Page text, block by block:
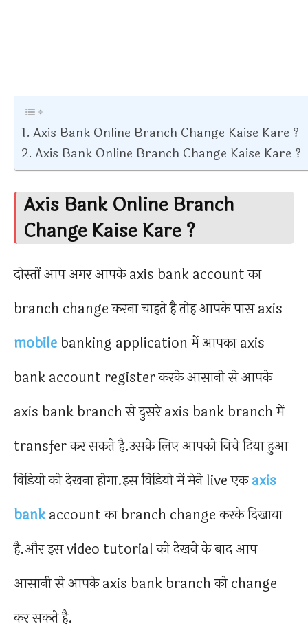
Axis Bank Online Branch Change Kaise Kare ?
Axis Bank Online Branch Change Kaise Kare ?
Axis Bank Online Branch
Change Kaise Kare ?
दोस्तों आप अगर आपके axis bank account का
branch change करना चाहते है तोह आपके पास axis
mobilebanking application में आपका axis
bank account register करके आसानी से आपके
axis bank branch से दुसरे axis bank branch में
transfer कर सकते है.उसके लिए आपको निचे दिया हुआ
विडियो को देखना होगा.इस विडियो में मेने live एकaxis
bankaccount का branch change करके दिखाया
है.और इस video tutorial को देखने के बाद आप
आसानी से आपके axis bank branch को change
कर सकते है.